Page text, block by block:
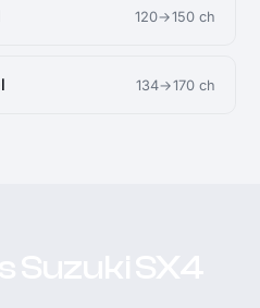
120→150 ch
134→170 ch